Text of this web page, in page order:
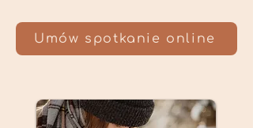
Umów spotkanie online